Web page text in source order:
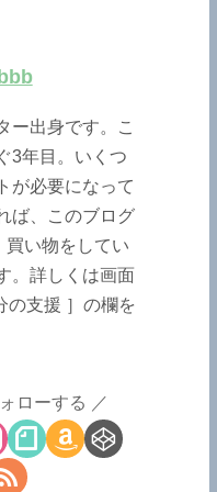
ー出身です。こ
3年目。いくつ
が必要になって
ば、このブログ
い物をしてい
。詳しくは画面
の支援 ］の欄を
ローする